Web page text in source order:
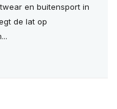
en buitensport in
de lat op